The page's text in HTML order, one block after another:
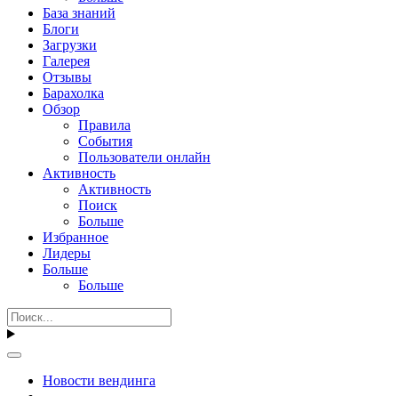
База знаний
Блоги
Загрузки
Галерея
Отзывы
Барахолка
Обзор
Правила
События
Пользователи онлайн
Активность
Активность
Поиск
Больше
Избранное
Лидеры
Больше
Больше
Новости вендинга